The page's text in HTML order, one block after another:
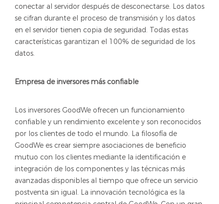
conectar al servidor después de desconectarse. Los datos
se cifran durante el proceso de transmisión y los datos
en el servidor tienen copia de seguridad. Todas estas
características garantizan el 100% de seguridad de los
datos.
Empresa de inversores más confiable
Los inversores GoodWe ofrecen un funcionamiento
confiable y un rendimiento excelente y son reconocidos
por los clientes de todo el mundo. La filosofía de
GoodWe es crear siempre asociaciones de beneficio
mutuo con los clientes mediante la identificación e
integración de los componentes y las técnicas más
avanzadas disponibles al tiempo que ofrece un servicio
postventa sin igual. La innovación tecnológica es la